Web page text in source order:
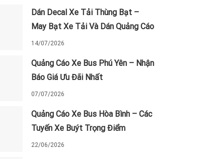
Dán Decal Xe Tải Thùng Bạt –
May Bạt Xe Tải Và Dán Quảng Cáo
14/07/2026
Quảng Cáo Xe Bus Phú Yên – Nhận
Báo Giá Ưu Đãi Nhất
07/07/2026
Quảng Cáo Xe Bus Hòa Bình – Các
Tuyến Xe Buýt Trọng Điểm
22/06/2026